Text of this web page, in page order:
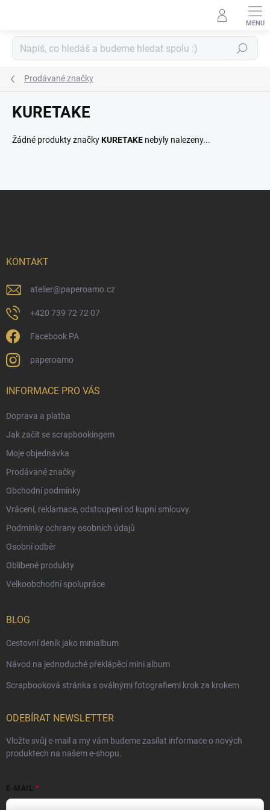
Hledat
Prodávané značky
KURETAKE
Žádné produkty značkyKURETAKE nebyly nalezeny...
KONTAKT
atelier@paperoamo.cz
+420 739 72 72 07
Facebook PA
paperoamo
INFORMACE PRO VÁS
Doprava a platba
Jak začít se scrapbookingem
Moje objednávka
Prodávané značky
Obchodní podmínky
Vrácení, reklamace, odstoupení od kupní smlouvy.
Podmínky ochrany osobních údajů
Osobní odběr
Oblíbené produkty
Velkoobchodní spolupráce
BLOG
Cestovní deník jako minialbum
Návod na jednoduché překlápěcí mini album
Scrapbooková stránka s oválnými fotografiemi krok za krokem
ODEBÍRAT NEWSLETTER
Vložte svůj e-mail a my vám budeme zasílat informace o nových
produktech na našem e-shopu.
E-MAIL